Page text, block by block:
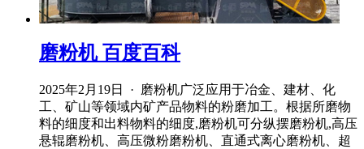
磨粉机 百度百科
2025年2月19日 · 磨粉机广泛应用于冶金、建材、化
工、矿山等领域内矿产品物料的粉磨加工。根据所磨物
料的细度和出料物料的细度,磨粉机可分纵摆磨粉机,高压
悬辊磨粉机、高压微粉磨粉机、直通式离心磨粉机、超